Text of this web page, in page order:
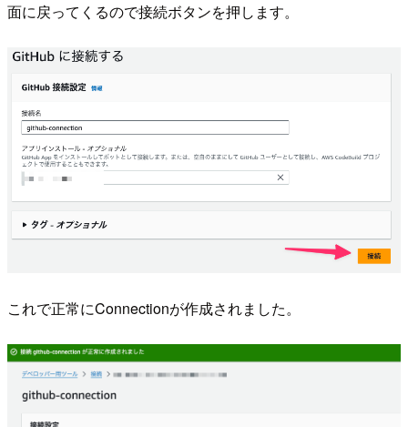
面に戻ってくるので接続ボタンを押します。
これで正常にConnectionが作成されました。